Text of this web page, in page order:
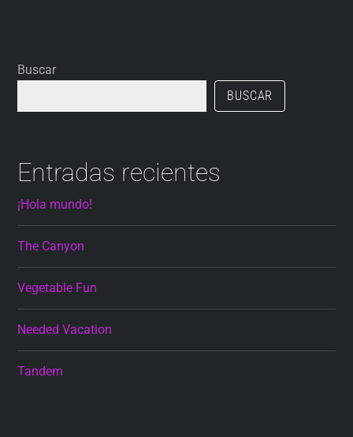
Buscar
BUSCAR
Entradas recientes
¡Hola mundo!
The Canyon
Vegetable Fun
Needed Vacation
Tandem